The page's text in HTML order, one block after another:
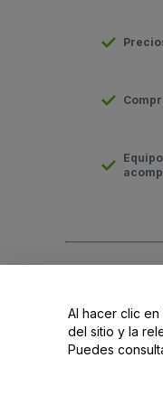
No compartir mi
Al hacer clic
del sitio y la
Puedes